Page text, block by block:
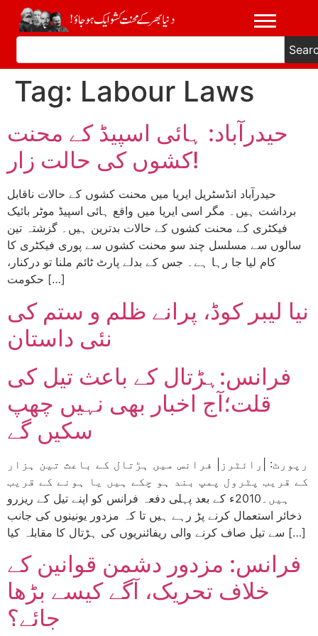
Tag: Labour Laws
حیدرآباد: ہائی اسپیڈ کے محنت
کشوں کی حالت زار!
حیدرآباد انڈسٹریل ایریا میں محنت کشوں کے حالات ناقابل
برداشت ہیں۔ مگر اسی ایریا میں واقع ہائی اسپیڈ موٹر بائیک
فیکٹری کے محنت کشوں کے حالات بدترین ہیں۔ گزشتہ تین
سالوں سے مسلسل چند سو محنت کشوں سے پوری فیکٹری کا
کام لیا جا رہا ہے۔ جس کے بدلے پارٹ ٹائم ملنا تو درکنار،
حکومت […]
نیا لیبر کوڈ، پرانے ظلم و ستم کی
نئی داستان
فرانس:ہڑتال کے باعث تیل کی
قلت؛آج اخبار بھی نہیں چھپ
سکیں گے
رپورٹ: |رائٹرز| فرانس میں ہڑتال کے باعث تین ہزار
کے قریب پٹرول پمپ بند ہو چکے ہیں یا ہونے کے قریب
ہیں۔2010ء کے بعد پہلی دفعہ فرانس کو اپنے تیل کے ریزرو
ذخائر استعمال کرنے پڑ رہے ہیں تا کہ مزدور یونینوں کی جانب
سے تیل صاف کرنے والی ریفائنریوں کی ہڑتال کا مقابلہ کیا […]
فرانس: مزدور دشمن قوانین کے
خلاف تحریک، آگے کیسے بڑھا
جائے؟